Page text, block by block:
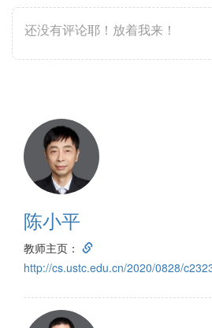
还没有评论耶！放着我来！
陈小平
教师主页：
http://cs.ustc.edu.cn/2020/0828/